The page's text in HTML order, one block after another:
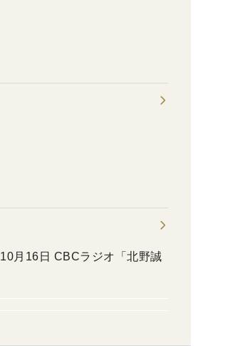
月16日 CBCラジオ「北野誠